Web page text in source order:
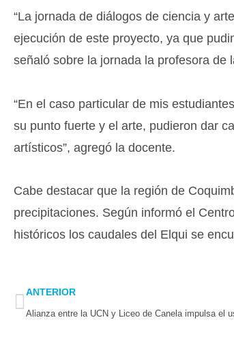
“La jornada de diálogos de ciencia y
ejecución de este proyecto, ya que
señaló sobre la jornada la profesora de
“En el caso particular de mis
su punto fuerte y el arte, pudieron dar
artísticos”, agregó la docente.
Cabe destacar que la región de
precipitaciones. Según informó el
históricos los caudales del Elqui se
Prev
ANTERIOR